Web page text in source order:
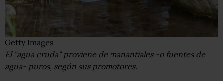
Getty Images
El "agua cruda" proviene de manantiales -o fuentes de
agua- puros, según sus promotores.